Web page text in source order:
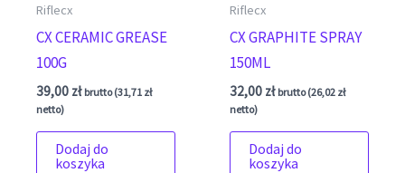
Riflecx
CX CERAMIC GREASE
100G
39,00 zł brutto (31,71 zł
netto)
Dodaj do
koszyka
Riflecx
CX GRAPHITE SPRAY
150ML
32,00 zł brutto (26,02 zł
netto)
Dodaj do
koszyka